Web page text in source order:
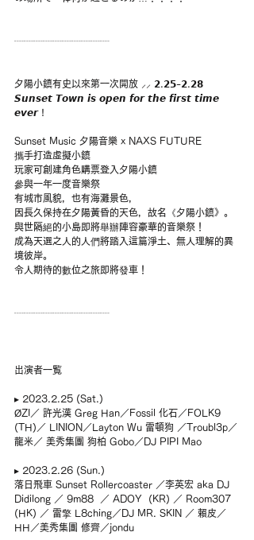
┈┈┈┈┈┈┈┈┈┈
夕陽小鎮有史以來第一次開放 ⸝⸝ 𝟮.𝟮𝟱-𝟮.𝟮𝟴
𝙎𝙪𝙣𝙨𝙚𝙩 𝙏𝙤𝙬𝙣 𝙞𝙨 𝙤𝙥𝙚𝙣 𝙛𝙤𝙧 𝙩𝙝𝙚 𝙛𝙞𝙧𝙨𝙩 𝙩𝙞𝙢𝙚
𝙚𝙫𝙚𝙧 !
Sunset Music 夕陽音樂 x NAXS FUTURE
攜手打造虛擬小鎮
玩家可創建角色購票登入夕陽小鎮
參與一年一度音樂祭
有城市風貌，也有海灘景色，
因長久保持在夕陽黃昏的天色，故名《夕陽小鎮》。
與世隔絕的小島即將舉辦陣容豪華的音樂祭！
成為天選之人的人們將踏入這篇淨土、無人理解的異
境彼岸。
令人期待的數位之旅即將發車！
┈┈┈┈┈┈┈┈┈┈
出演者一覧
▸ 2023.2.25 (Sat.)
ØZI／ 許光漢 Greg Han／Fossil 化石／FOLK9
(TH)／ LINION／Layton Wu 雷頓狗 ／Troubl3p／
龍米／ 美秀集團 狗柏 Gobo／DJ PIPI Mao
▸ 2023.2.26 (Sun.)
落日飛車 Sunset Rollercoaster ／李英宏 aka DJ
Didilong ／ 9m88  ／ ADOY  (KR) ／ Room307
(HK) ／ 雷擎 L8ching／DJ MR. SKIN ／ 賴皮／
HH／美秀集團 修齊／jondu